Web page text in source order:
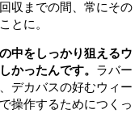
収までの間、常にその
とに。
中をしっかり狙えるウ
かったんです。 ラバー
デカバスの好むウィー
操作するためにつくっ